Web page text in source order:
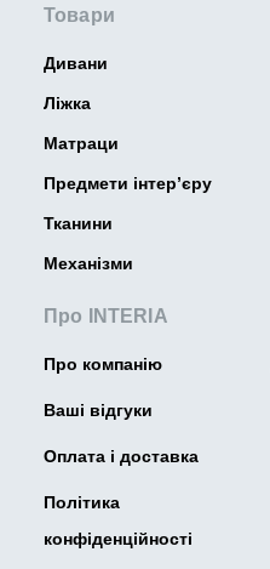
Товари
Дивани
Ліжка
Матраци
Предмети інтер’єру
Тканини
Механізми
Про INTERIA
Про компанію
Ваші відгуки
Оплата і доставка
Політика
конфіденційності